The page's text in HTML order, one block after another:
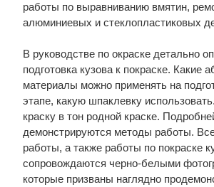
работы по выравниванию вмятин,
алюминиевых и стеклопластиковых
В руководстве по окраске детально
подготовка кузова к покраске. Какие
материалы можно применять на
этапе, какую шпаклевку
краску в тон родной краске.
демонстрируются методы работы.
работы, а также работы по покраске
сопровождаются черно-белыми
которые призваны наглядно